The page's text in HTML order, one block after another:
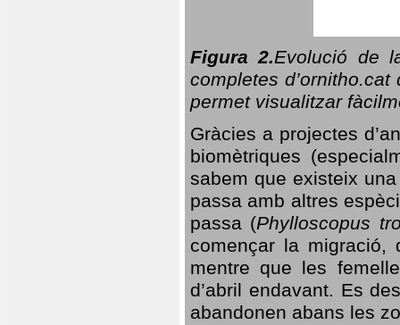
Figura 2.Evolució de
completes
permet visualitzar
Gràcies a projectes
biomètriques
sabem que existeix
passa amb altres
passa (Phylloscopus
començar la migració,
mentre que les
d’abril endavant. Es
abandonen abans les